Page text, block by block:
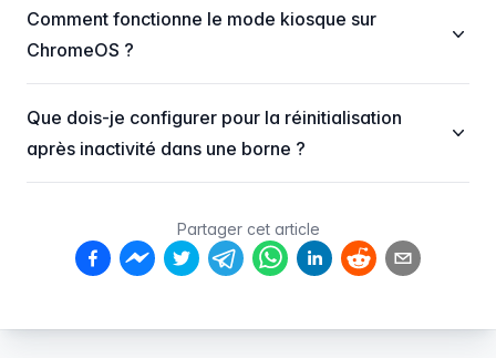
Comment fonctionne le mode kiosque sur
ChromeOS ?
Que dois-je configurer pour la réinitialisation
après inactivité dans une borne ?
Partager cet article